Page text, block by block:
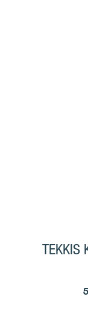
TEKKIS